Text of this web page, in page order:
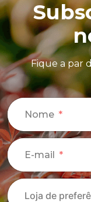
Fique a par
Nome
E-mail